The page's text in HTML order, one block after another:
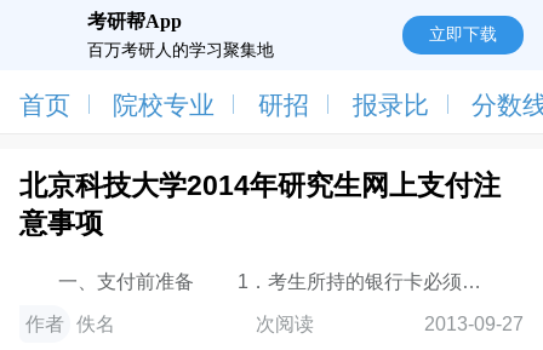
考研帮App
百万考研人的学习聚集地
立即下载
首页 院校专业 研招 报录比 分数
北京科技大学2014年研究生网上支付注
意事项
一、支付前准备 1．考生所持的银行卡必须开
通网上支付业务功能，进行网上支付前请务必做好准
备。 2
作者 佚名 次阅读 2013-09-27